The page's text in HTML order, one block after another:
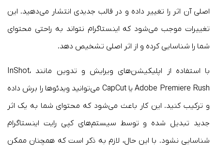
اصلی آن اثر را تغییر داده و در قالب جدیدی انتشار می‌دهید. این
تغییرات موجب می‌شود که اینستاگرام نتواند به راحتی محتوای
شما را شناسایی کرده و از اثر اصلی تشخیص دهد.
با استفاده از اپلیکیشن‌های ویرایش و تدوین مانند InShot،
Adobe Premiere Rush یا CapCut می‌توانید ویدئوها را برش داده
و ترکیب کنید. این کار باعث می‌شود که محتوای شما به یک اثر
جدید تبدیل شده و توسط سیستم‌های کپی رایت اینستاگرام
شناسایی نشود. با این حال، لازم به ذکر است که همچنان ممکن